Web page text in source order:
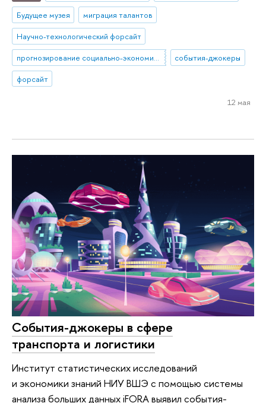
Будущее музея
миграция талантов
Научно-технологический форсайт
прогнозирование социально-экономического развития
события-джокеры
форсайт
12 мая
События-джокеры в сфере
транспорта и логистики
Институт статистических исследований
и экономики знаний НИУ ВШЭ с помощью системы
анализа больших данных iFORA выявил события-